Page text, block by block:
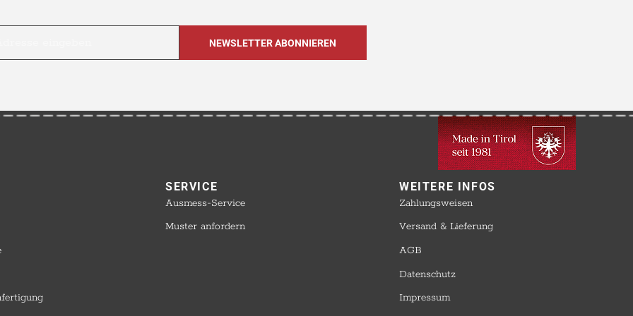
SERVICE​
Ausmess-Service
Muster anfordern
WEITERE INFOS​
Zahlungsweisen
Versand & Lieferung
AGB
Datenschutz
Impressum